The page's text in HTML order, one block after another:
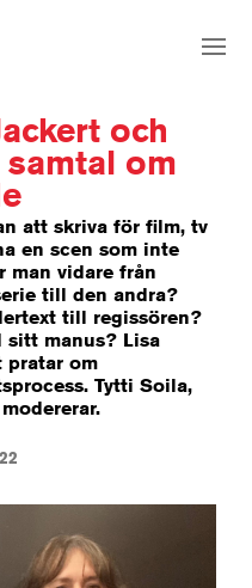
och
samtal om
att skriva för film, tv
en scen som inte
man vidare från
till den andra?
till regissören?
sitt manus? Lisa
pratar om
Tytti Soila,